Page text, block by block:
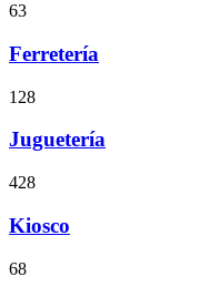
63
Ferretería
128
Juguetería
428
Kiosco
68